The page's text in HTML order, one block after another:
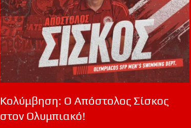
Κολύμβηση: Ο Απόστολος Σίσκος
στον Ολυμπιακό!